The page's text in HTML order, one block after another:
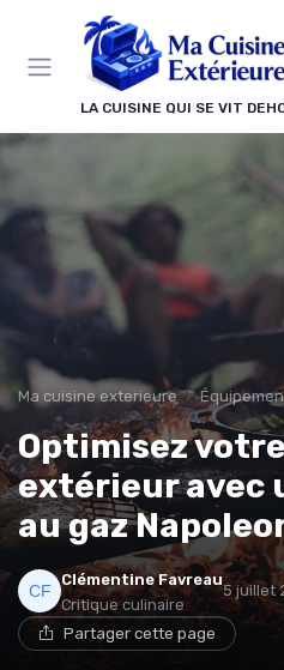
LA CUISINE QUI SE VIT
Ma cuisine exterieure Équipements
Optimisez
extérieur avec
au gaz
Clémentine Favreau
Critique culinaire
5 juillet
Partager cette page
Panneau de gestion des cookies